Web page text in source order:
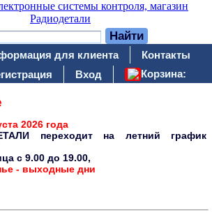
для клиента
Контакты
Вход Корзина:
2026 года
переходит на летний график
c 9.00 до 19.00,
- выходные дни